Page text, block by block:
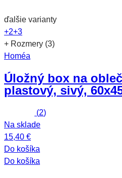
ďalšie varianty
+2+3
+ Rozmery (3)
Homéa
Úložný box na
plastový, sivý,
(2)
Na sklade
15,40 €
Do košíka
Do košíka